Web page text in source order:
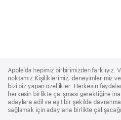
Footer
Apple’da hepimiz birbirimizden farklıyız.
noktamız.Kişiliklerimiz, deneyimlerimiz
bizi biz yapan özellikler. Herkesin
herkesin birlikte çalışması gerektiğine
adaylara adil ve eşit bir şekilde
sağlamak için adaylarla birlikte